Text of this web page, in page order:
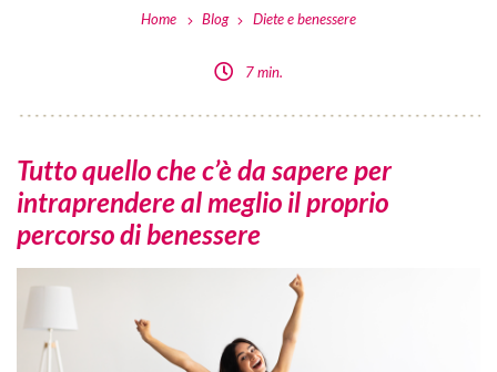
Home Blog Diete e benessere
7 min.
Tutto quello che c’è da sapere per
intraprendere al meglio il proprio
percorso di benessere